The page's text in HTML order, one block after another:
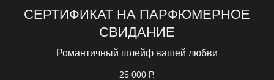
СЕРТИФИКАТ НА ПАРФЮМЕРНОЕ
СВИДАНИЕ
Романтичный шлейф вашей любви
25 000 Р.